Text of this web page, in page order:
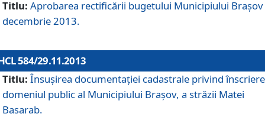
Titlu: Aprobarea rectificării bugetului Municipiului Braşov
decembrie 2013.
584/29.11.2013
Titlu: Însuşirea documentaţiei cadastrale privind
domeniul public al Municipiului Braşov, a străzii Matei
Basarab.